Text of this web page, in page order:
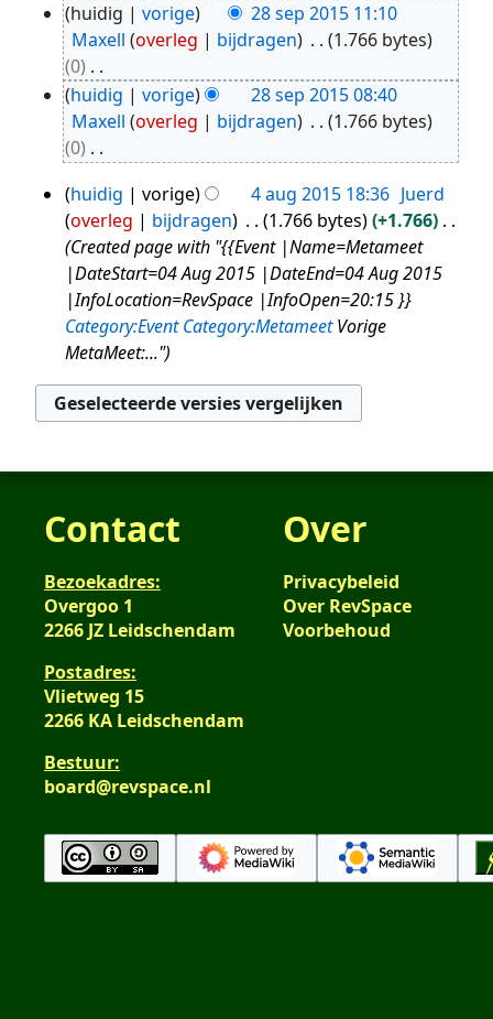
28
sep
2015
huidig vorige
28 sep 2015 11:10
Maxell overleg bijdragen
1.766 bytes
0
G
e
e
n
b
e
w
k
i
n
g
m
e
v
a
t
i
n
huidig vorige
28 sep 2015 08:40
Maxell overleg bijdragen
1.766 bytes
0
e
e
n
b
e
w
e
r
k
s
s
m
e
v
a
t
t
i
g
4
aug
2015
huidig vorige 4 aug 2015 18:36 Juerd
overleg
bijdragen 1.766 bytes
+1.766
Created page with "{{Event |Name=Metameet
|DateStart=04 Aug 2015 |DateEnd=04 Aug 2015
|InfoLocation=RevSpace |InfoOpen=20:15 }}
Category:Event Category:MetameetVorige
MetaMeet:..."
Contact
Bezoekadres:
Overgoo 1
2266 JZ Leidschendam
Postadres:
Vlietweg 15
2266 KA Leidschendam
Bestuur:
board@revspace.nl
Over
Privacybeleid
Over RevSpace
Voorbehoud